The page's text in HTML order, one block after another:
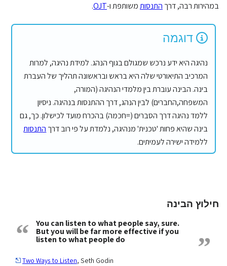
במהירות רבה, דרך התנסותמשותפת ו-OJT
.
דוגמה
נהיגה היא ידע נרכש שמגולם בגוף הנהג. למידת נהיגה, למרות
המרכיב התיאורטי שלה היא בראש ובראשונה תהליך של העברת
בינה. הבינה עוברת בין מלמדי הנהיגה (המורה,
המשפחה,החברים) לבין הנהג, דרך ההתנסות בנהיגה. ניסיון
ללמד נהיגה דרך הסברים (=חכמה) בהכרח מועד לכישלון. כך, גם
בינה שהיא פחות 'טכנית' מנהיגה, נלמדת על פי רוב דרך התנסות
ללמידה ישירה לעמיתים.
חילוץ הבינה
“ You can listen to what people say, sure.
But you will be far more effective if you
listen to what people do ”
Two Ways to Listen, Seth Godin